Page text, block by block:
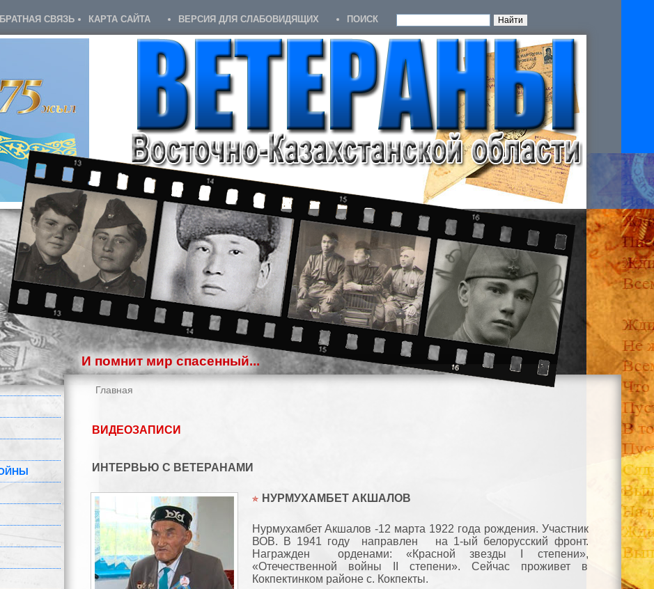
СВЯЗЬ КАРТА САЙТА ВЕРСИЯ ДЛЯ СЛАБОВИДЯЩИХ ПОИСК
И помнит мир спасенный...
Главная
ВИДЕОЗАПИСИ
ИНТЕРВЬЮ С ВЕТЕРАНАМИ
НУРМУХАМБЕТ АКШАЛОВ
Нурмухамбет Акшалов -12 марта 1922 года рождения. Участник
ВОВ. В 1941 году направлен на 1-ый белорусский фронт.
Награжден орденами: «Красной звезды I степени»,
«Отечественной войны II степени». Сейчас проживет в
Кокпектинком районе с. Кокпекты.